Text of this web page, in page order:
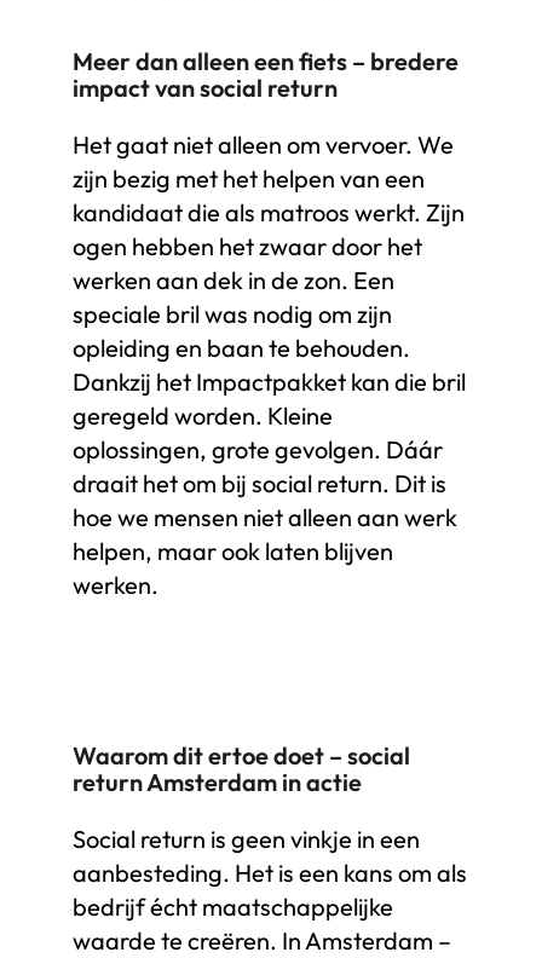
Meer dan alleen een fiets – bredere
impact van social return
Het gaat niet alleen om vervoer. We
zijn bezig met het helpen van een
kandidaat die als matroos werkt. Zijn
ogen hebben het zwaar door het
werken aan dek in de zon. Een
speciale bril was nodig om zijn
opleiding en baan te behouden.
Dankzij het Impactpakket kan die bril
geregeld worden. Kleine
oplossingen, grote gevolgen. Dáár
draait het om bij social return. Dit is
hoe we mensen niet alleen aan werk
helpen, maar ook laten blijven
werken.
Waarom dit ertoe doet – social
return Amsterdam in actie
Social return is geen vinkje in een
aanbesteding. Het is een kans om als
bedrijf écht maatschappelijke
waarde te creëren. In Amsterdam –